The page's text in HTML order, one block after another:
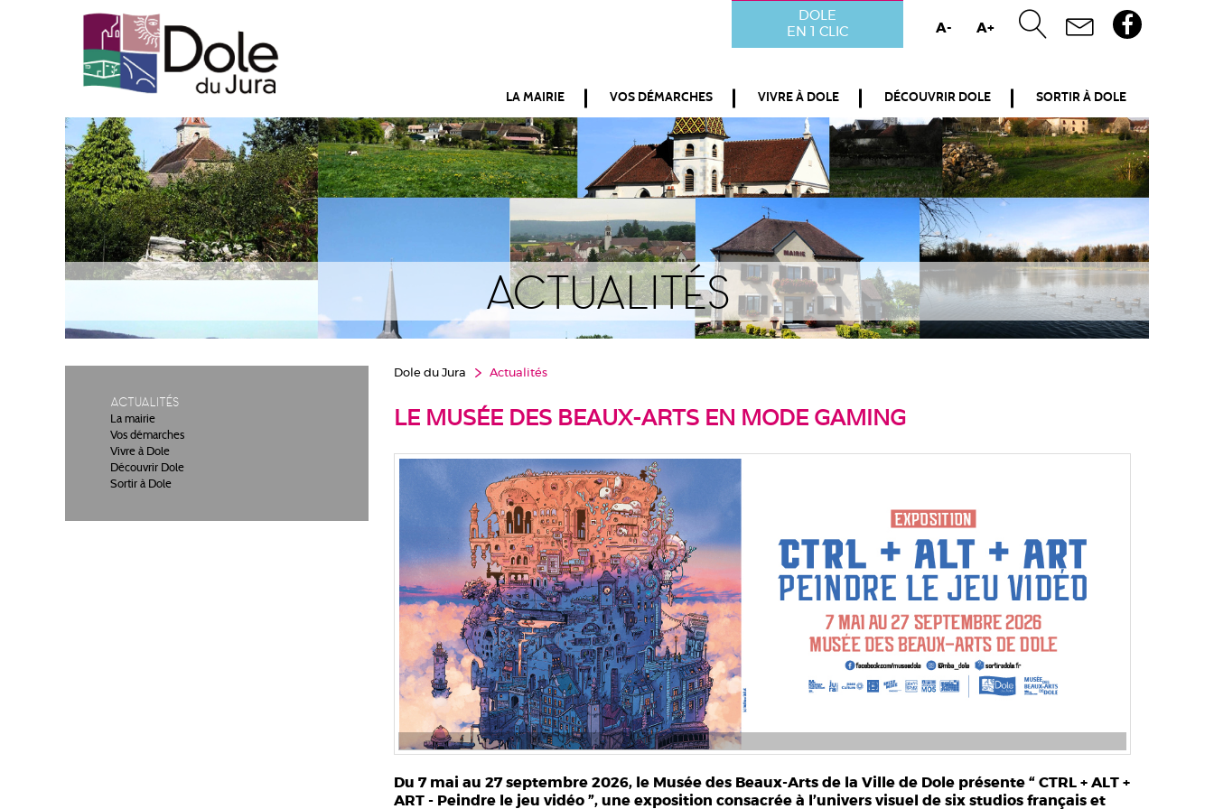
DOLE
EN 1 CLIC
A- A+
LA MAIRIE VOS DÉMARCHES VIVRE À DOLE DÉCOUVRIR DOLE SORTIR À DOLE
Actualités
Actualités
La mairie
Vos démarches
Vivre à Dole
Découvrir Dole
Sortir à Dole
Dole du Jura Actualités
LE MUSÉE DES BEAUX-ARTS EN MODE GAMING
Du 7 mai au 27 septembre 2026, le Musée des Beaux-Arts de la Ville de Dole présente “ CTRL + ALT +
ART - Peindre le jeu vidéo ”, une exposition consacrée à l’univers visuel de six studios français et